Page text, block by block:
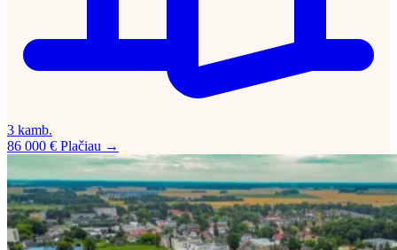
3 kamb.
86 000 € Plačiau →